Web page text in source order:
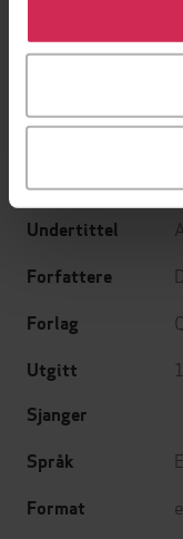
bruke cookies for
tilpasse ditt
Minnesota
Undertittel
Forfattere
Forlag
Utgitt
Sjanger
Språk
Format